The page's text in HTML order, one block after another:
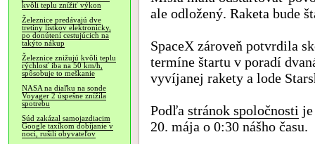
kvôli teplu znížiť výkon
Železnice predávajú dve
tretiny lístkov elektronicky,
po donútení cestujúcich na
takýto nákup
Železnice znižujú kvôli teplu
rýchlosť iba na 50 km/h,
spôsobuje to meškanie
NASA na diaľku na sonde
Voyager 2 úspešne znížila
spotrebu
Súd zakázal samojazdiacim
Google taxíkom dobíjanie v
noci, rušili obyvateľov
ale odložený. Raketa bude
SpaceX zároveň potvrdila
termíne štartu v poradí
vyvíjanej rakety a lode
Podľa stránok spoločnosti je
20. mája o 0:30 nášho času.